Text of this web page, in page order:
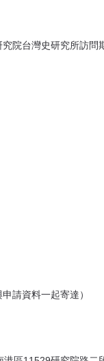
院台灣史研究所訪
請資料一起寄達）